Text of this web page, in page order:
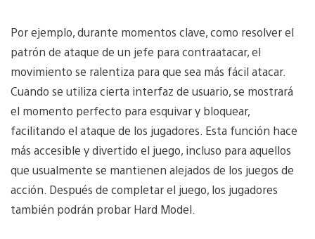
Por ejemplo, durante momentos clave, como resolver el
patrón de ataque de un jefe para contraatacar, el
movimiento se ralentiza para que sea más fácil atacar.
Cuando se utiliza cierta interfaz de usuario, se mostrará
el momento perfecto para esquivar y bloquear,
facilitando el ataque de los jugadores. Esta función hace
más accesible y divertido el juego, incluso para aquellos
que usualmente se mantienen alejados de los juegos de
acción. Después de completar el juego, los jugadores
también podrán probar Hard Model.